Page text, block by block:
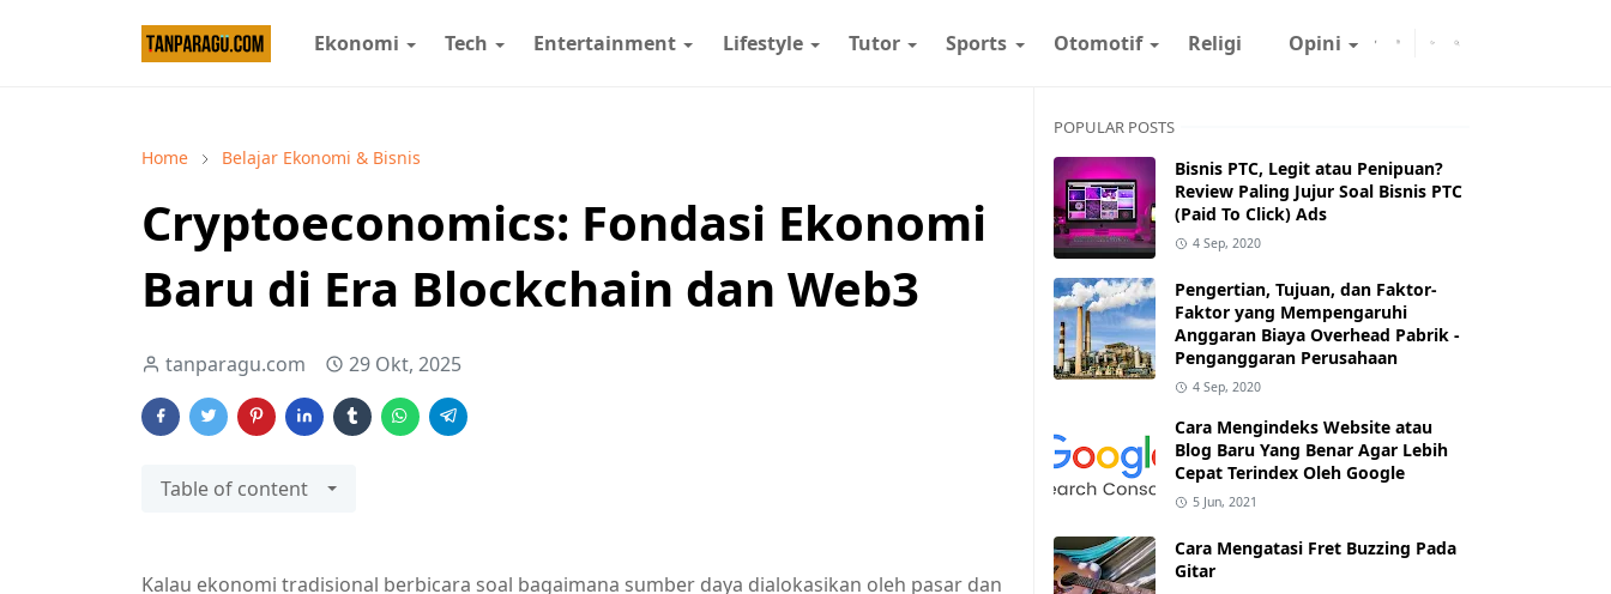
Ekonomi Tech Entertainment Lifestyle Tutor Sports Otomotif Religi Opini
Home Belajar Ekonomi & Bisnis
Cryptoeconomics: Fondasi Ekonomi
Baru di Era Blockchain dan Web3
tanparagu.com 29 Okt, 2025
Table of content
Kalau ekonomi tradisional berbicara soal bagaimana sumber daya dialokasikan oleh pasar dan
POPULAR POSTS
Bisnis PTC, Legit atau Penipuan?
Review Paling Jujur Soal Bisnis PTC
(Paid To Click) Ads
4 Sep, 2020
Pengertian, Tujuan, dan Faktor-
Faktor yang Mempengaruhi
Anggaran Biaya Overhead Pabrik -
Penganggaran Perusahaan
4 Sep, 2020
Cara Mengindeks Website atau
Blog Baru Yang Benar Agar Lebih
Cepat Terindex Oleh Google
5 Jun, 2021
Cara Mengatasi Fret Buzzing Pada
Gitar